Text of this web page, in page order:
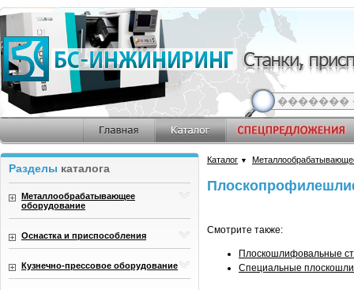
Разделы каталога
Металлообрабатывающее
оборудование
Оснастка и приспособления
Кузнечно-прессовое оборудование
Каталог ▼
Смотрите также:
Плоскошлифовальные
Специальные